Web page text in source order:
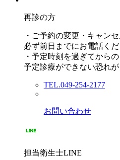
再診の方
・ご予約の変更・キャンセ
必ず前日までにお電話くだ
・予定時刻を過ぎてから
予定診療ができない恐れが
TEL.049-254-2177
お問い合わせ
担当衛生士LINE